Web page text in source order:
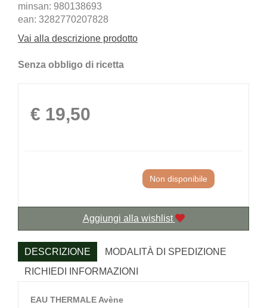
minsan: 980138693
ean: 3282770207828
Vai alla descrizione prodotto
Senza obbligo di ricetta
Prezzo
€ 19,50
Non disponibile
Aggiungi alla wishlist
DESCRIZIONE
MODALITÀ DI SPEDIZIONE
RICHIEDI INFORMAZIONI
EAU THERMALE Avène